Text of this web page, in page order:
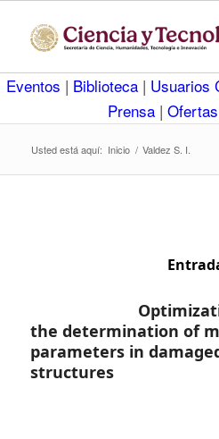
Eventos | Biblioteca | Usuarios
Prensa |
Usted está aquí: Inicio / Valdez S. I.
the determination of
parameters in
structures